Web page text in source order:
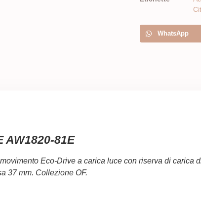
WhatsApp
AW1820-81E
Eco-Drive a carica luce con riserva di carica
37 mm. Collezione OF.